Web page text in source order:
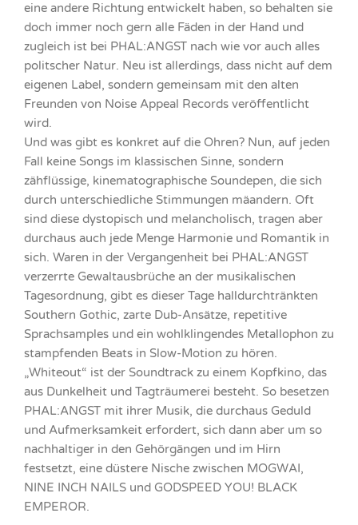
eine andere Richtung entwickelt haben, so behalten sie
doch immer noch gern alle Fäden in der Hand und
zugleich ist bei PHAL:ANGST nach wie vor auch alles
politscher Natur. Neu ist allerdings, dass nicht auf dem
eigenen Label, sondern gemeinsam mit den alten
Freunden von Noise Appeal Records veröffentlicht
wird.
Und was gibt es konkret auf die Ohren? Nun, auf jeden
Fall keine Songs im klassischen Sinne, sondern
zähflüssige, kinematographische Soundepen, die sich
durch unterschiedliche Stimmungen mäandern. Oft
sind diese dystopisch und melancholisch, tragen aber
durchaus auch jede Menge Harmonie und Romantik in
sich. Waren in der Vergangenheit bei PHAL:ANGST
verzerrte Gewaltausbrüche an der musikalischen
Tagesordnung, gibt es dieser Tage halldurchtränkten
Southern Gothic, zarte Dub-Ansätze, repetitive
Sprachsamples und ein wohlklingendes Metallophon zu
stampfenden Beats in Slow-Motion zu hören.
„Whiteout“ ist der Soundtrack zu einem Kopfkino, das
aus Dunkelheit und Tagträumerei besteht. So besetzen
PHAL:ANGST mit ihrer Musik, die durchaus Geduld
und Aufmerksamkeit erfordert, sich dann aber um so
nachhaltiger in den Gehörgängen und im Hirn
festsetzt, eine düstere Nische zwischen MOGWAI,
NINE INCH NAILS und GODSPEED YOU! BLACK
EMPEROR.